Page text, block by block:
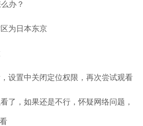
办？
为日本东京
设置中关闭定位权限，再次尝试观看
了，如果还是不行，怀疑网络问题，